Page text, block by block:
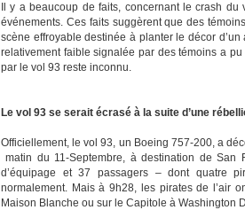
Il y a beaucoup de faits, concernant le crash
événements. Ces faits suggèrent que des
scène effroyable destinée à planter le décor
relativement faible signalée par des témoins a
par le vol 93 reste inconnu.
Le vol 93 se serait écrasé à la suite d’une
Officiellement, le vol 93, un Boeing 757-200, a
matin du 11-Septembre, à destination de San
d’équipage et 37 passagers – dont quatre
normalement. Mais à 9h28, les pirates de l’air
Maison Blanche ou sur le Capitole à Washington